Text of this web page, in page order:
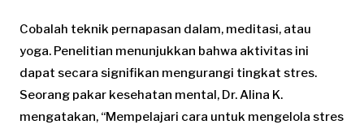
Cobalah teknik pernapasan dalam, meditasi, atau
yoga. Penelitian menunjukkan bahwa aktivitas ini
dapat secara signifikan mengurangi tingkat stres.
Seorang pakar kesehatan mental, Dr. Alina K.
mengatakan, “Mempelajari cara untuk mengelola stres